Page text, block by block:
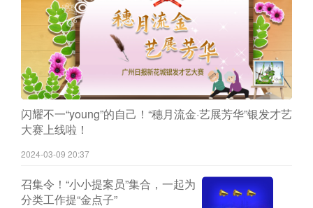
闪耀不一“young”的自己！“穗月流金·艺展芳华”银发才艺
大赛上线啦！
2024-03-09 20:37
召集令！“小小提案员”集合，一起为
分类工作提“金点子”